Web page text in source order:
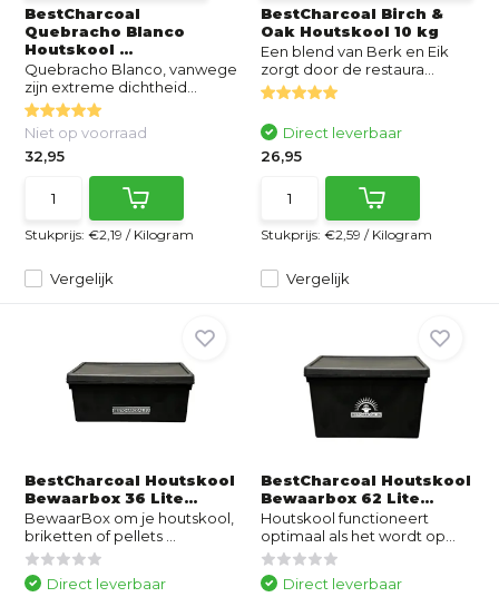
BestCharcoal
Quebracho Blanco
Houtskool ...
Quebracho Blanco, vanwege
zijn extreme dichtheid...
Vergelijk
Niet op voorraad
32,95
Stukprijs:€2,19 / Kilogram
BestCharcoal Birch &
Oak Houtskool 10 kg
Een blend van Berk en Eik
zorgt door de restaura...
Vergelijk
Direct leverbaar
26,95
Stukprijs: €2,59 / Kilogram
BestCharcoal Houtskool
Bewaarbox 36 Lite...
BewaarBox om je houtskool,
briketten of pellets ...
Direct leverbaar
BestCharcoal Houtskool
Bewaarbox 62 Lite...
Houtskool functioneert
optimaal als het wordt op...
Direct leverbaar